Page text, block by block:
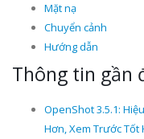
Mặt nạ
Chuyển cảnh
Hướng dẫn
Thông tin gần
OpenShot 3.5.1:
Hơn, Xem Trước Tốt